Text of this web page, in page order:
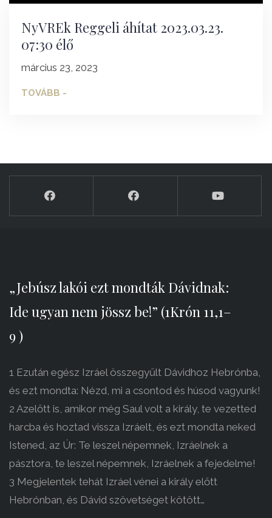
NyVREk Reggeli áhítat 2023.03.23.
07:30 élő
március 23, 2023
TOVÁBB -
„Jebúsz lakói ezt mondták Dávidnak:
Ide ugyan nem jössz be!” (1Krón 11,1–
9 )
1 Ezután egész Izráel összegyűlt Dávidhoz Hebrónba,
és ezt mondta: Nézd, mi a csontod és húsod vagyunk!
2 Azelőtt is, amikor még Saul volt a király, te vezetted
harcba és hoztad vissza Izráelt, és ezt mondta neked
Istened, az Úr: Te leszel népemnek, Izráelnek a
pásztora, te leszel népemnek, Izráelnek a fejedelme!
3 Megjelentek tehát Izráel vénei a király előtt
Hebrónban, és Dávid szövetséget kötött…